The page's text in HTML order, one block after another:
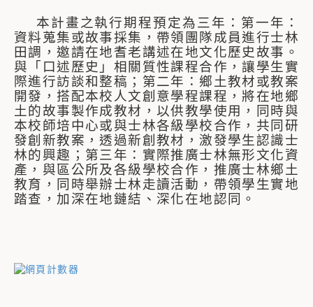
本計畫之執行期程預定為三年：第一年：
資料蒐集或故事採集，帶領團隊成員進行士林
田調，邀請在地耆老講述在地文化歷史故事。
與「口述歷史」相關質性課程合作，讓學生實
際進行訪談和整稿；第二年：鄉土教材或教案
開發，搭配本校人文創意學程課程，將在地鄉
土的故事製作成教材，以供教學使用，同時與
本校師培中心或與士林各級學校合作，共同研
發創新教案，透過新創教材，激發學生認識士
林的興趣；第三年：實際推廣士林無形文化資
產，與區公所及各級學校合作，推廣士林鄉土
教育，同時舉辦士林走讀活動，帶領學生實地
踏查，加深在地鏈結、深化在地認同。